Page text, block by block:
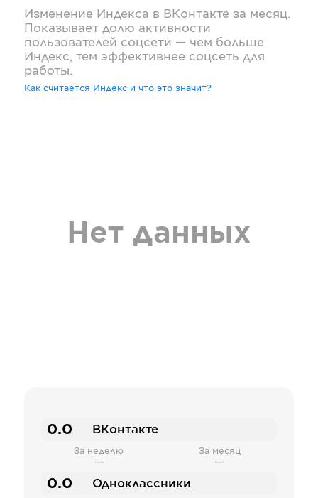
Изменение Индекса в ВКонтакте за месяц.
Показывает долю активности
пользователей соцсети — чем больше
Индекс, тем эффективнее соцсеть для
работы.
Как считается Индекс и что это значит?
Нет данных
0.0 ВКонтакте
За неделю
—
За месяц
—
0.0 Одноклассники